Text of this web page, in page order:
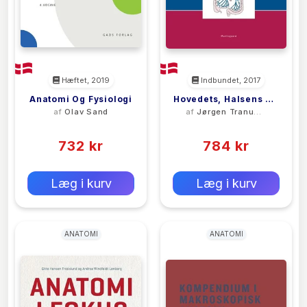
Hæftet, 2019
Anatomi Og Fysiologi
afOlav Sand
732 kr
Læg i kurv
Indbundet, 2017
Hovedets, Halsens Og
De Indre Organers
afJørgen Tranum-
784 kr
Læg i kurv
ANATOMI ANATOMI